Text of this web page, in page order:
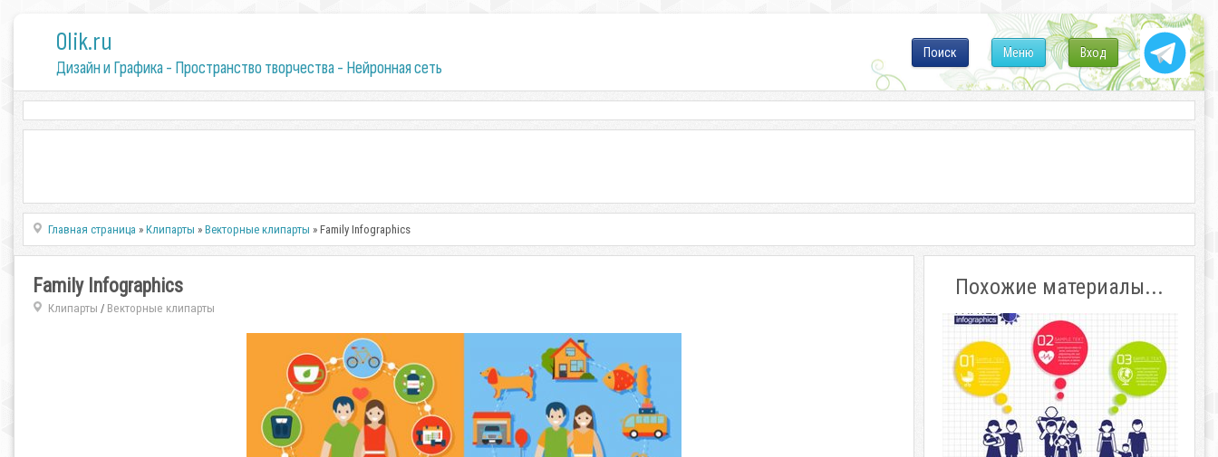
0lik.ru
Дизайн и Графика - Пространство творчества - Нейронная сеть
Вход
Меню
Поиск
Главная страница »Клипарты »Векторные клипарты » Family Infographics
Family Infographics
Клипарты / Векторные клипарты
Похожие материалы...